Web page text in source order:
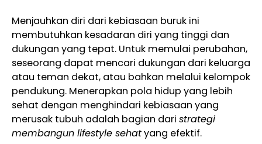
Menjauhkan diri dari kebiasaan buruk ini
membutuhkan kesadaran diri yang tinggi dan
dukungan yang tepat. Untuk memulai perubahan,
seseorang dapat mencari dukungan dari keluarga
atau teman dekat, atau bahkan melalui kelompok
pendukung. Menerapkan pola hidup yang lebih
sehat dengan menghindari kebiasaan yang
merusak tubuh adalah bagian dari strategi
membangun lifestyle sehatyang efektif.